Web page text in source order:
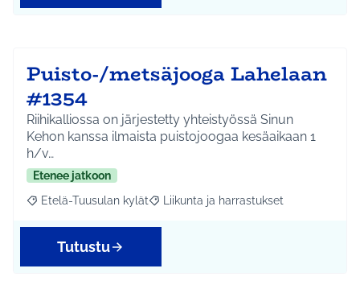
Puisto-/metsäjooga Lahelaan
#1354
Riihikalliossa on järjestetty yhteistyössä Sinun
Kehon kanssa ilmaista puistojoogaa kesäaikaan 1
h/v…
Etenee jatkoon
Rajaa tulokset aihepiirin mukaan: Etelä-Tuusulan kylät
Etelä-Tuusulan kylät Rajaa tulokset teeman mukaan:
Liikunta ja harrastukset
Tutustu